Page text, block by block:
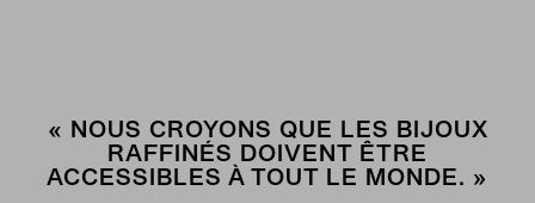
« NOUS CROYONS QUE LES BIJOUX
RAFFINÉS DOIVENT ÊTRE
ACCESSIBLES À TOUT LE MONDE. »